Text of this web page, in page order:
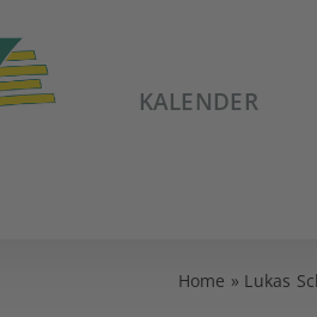
KALENDER
Home » Lukas